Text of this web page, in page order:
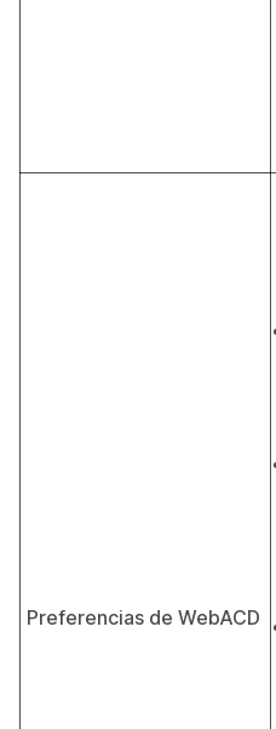
Preferencias de WebACD